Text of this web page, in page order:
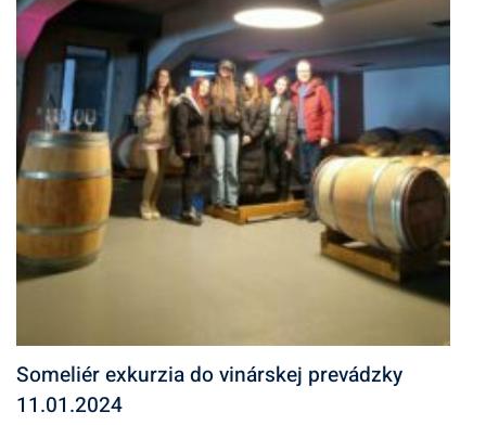
Someliér exkurzia do vinárskej prevádzky
11.01.2024